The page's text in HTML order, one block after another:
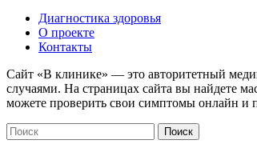
Диагностика здоровья
О проекте
Контакты
Сайт «В клинике» — это авторитетный
случаями. На страницах сайта вы найдете
можете проверить свои симптомы онлайн и